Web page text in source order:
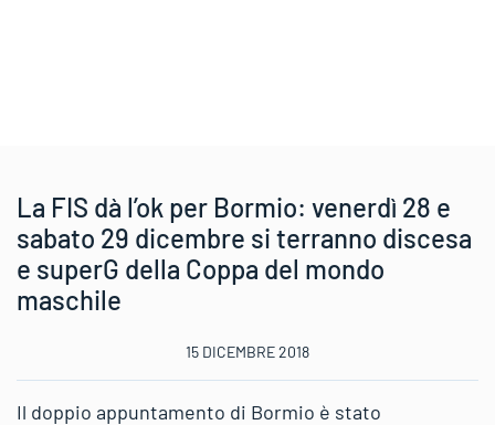
La FIS dà l’ok per Bormio: venerdì 28 e
sabato 29 dicembre si terranno discesa
e superG della Coppa del mondo
maschile
15 DICEMBRE 2018
Il doppio appuntamento di Bormio è stato